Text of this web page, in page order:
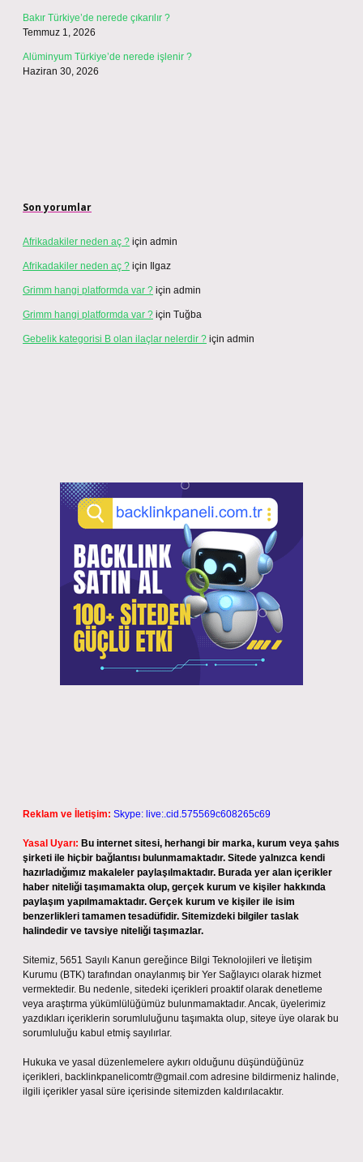
Bakır Türkiye’de nerede çıkarılır ?
Temmuz 1, 2026
Alüminyum Türkiye’de nerede işlenir ?
Haziran 30, 2026
Son yorumlar
Afrikadakiler neden aç ? için admin
Afrikadakiler neden aç ? için Ilgaz
Grimm hangi platformda var ? için admin
Grimm hangi platformda var ? için Tuğba
Gebelik kategorisi B olan ilaçlar nelerdir ? için admin
Reklam ve İletişim: Skype: live:.cid.575569c608265c69
Yasal Uyarı: Bu internet sitesi, herhangi bir marka, kurum veya şahıs
şirketi ile hiçbir bağlantısı bulunmamaktadır. Sitede yalnızca kendi
hazırladığımız makaleler paylaşılmaktadır. Burada yer alan içerikler
haber niteliği taşımamakta olup, gerçek kurum ve kişiler hakkında
paylaşım yapılmamaktadır. Gerçek kurum ve kişiler ile isim
benzerlikleri tamamen tesadüfidir. Sitemizdeki bilgiler taslak
halindedir ve tavsiye niteliği taşımazlar.
Sitemiz, 5651 Sayılı Kanun gereğince Bilgi Teknolojileri ve İletişim
Kurumu (BTK) tarafından onaylanmış bir Yer Sağlayıcı olarak hizmet
vermektedir. Bu nedenle, sitedeki içerikleri proaktif olarak denetleme
veya araştırma yükümlülüğümüz bulunmamaktadır. Ancak, üyelerimiz
yazdıkları içeriklerin sorumluluğunu taşımakta olup, siteye üye olarak bu
sorumluluğu kabul etmiş sayılırlar.
Hukuka ve yasal düzenlemelere aykırı olduğunu düşündüğünüz
içerikleri, backlinkpanelicomtr@gmail.com adresine bildirmeniz halinde,
ilgili içerikler yasal süre içerisinde sitemizden kaldırılacaktır.